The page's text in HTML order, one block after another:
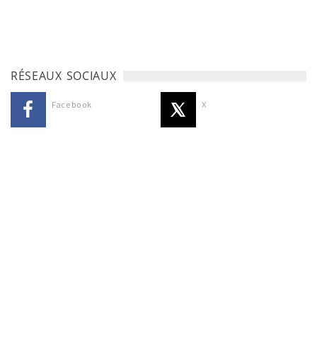
RÉSEAUX SOCIAUX
Facebook X